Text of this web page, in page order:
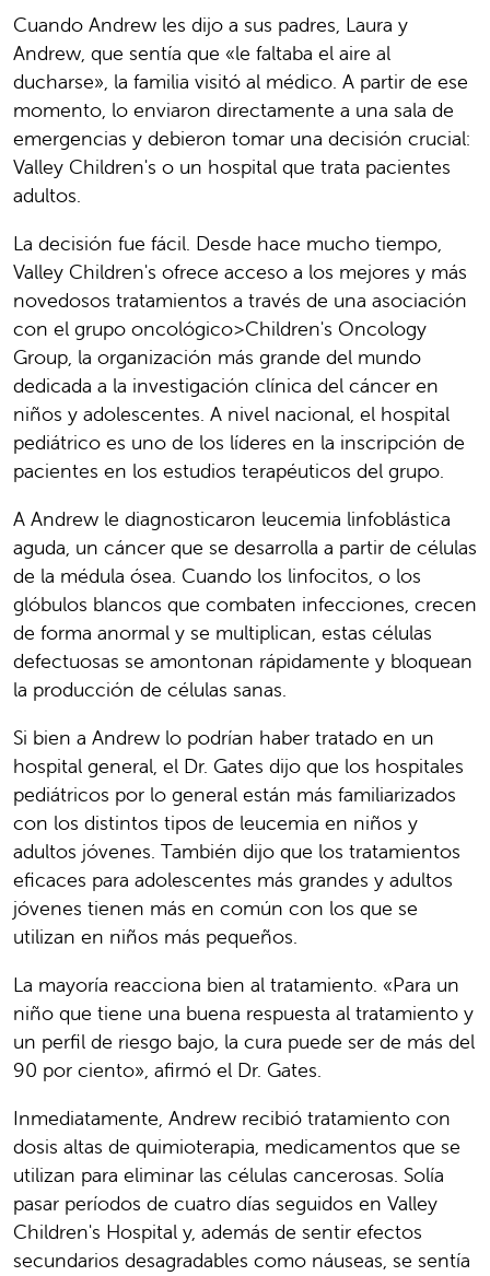
Cuando Andrew les dijo a sus padres, Laura y
Andrew, que sentía que «le faltaba el aire al
ducharse», la familia visitó al médico. A partir de ese
momento, lo enviaron directamente a una sala de
emergencias y debieron tomar una decisión crucial:
Valley Children's o un hospital que trata pacientes
adultos.
La decisión fue fácil. Desde hace mucho tiempo,
Valley Children's ofrece acceso a los mejores y más
novedosos tratamientos a través de una asociación
con el grupo oncológico>Children's Oncology
Group, la organización más grande del mundo
dedicada a la investigación clínica del cáncer en
niños y adolescentes. A nivel nacional, el hospital
pediátrico es uno de los líderes en la inscripción de
pacientes en los estudios terapéuticos del grupo.
A Andrew le diagnosticaron leucemia linfoblástica
aguda, un cáncer que se desarrolla a partir de células
de la médula ósea. Cuando los linfocitos, o los
glóbulos blancos que combaten infecciones, crecen
de forma anormal y se multiplican, estas células
defectuosas se amontonan rápidamente y bloquean
la producción de células sanas.
Si bien a Andrew lo podrían haber tratado en un
hospital general, el Dr. Gates dijo que los hospitales
pediátricos por lo general están más familiarizados
con los distintos tipos de leucemia en niños y
adultos jóvenes. También dijo que los tratamientos
eficaces para adolescentes más grandes y adultos
jóvenes tienen más en común con los que se
utilizan en niños más pequeños.
La mayoría reacciona bien al tratamiento. «Para un
niño que tiene una buena respuesta al tratamiento y
un perfil de riesgo bajo, la cura puede ser de más del
90 por ciento», afirmó el Dr. Gates.
Inmediatamente, Andrew recibió tratamiento con
dosis altas de quimioterapia, medicamentos que se
utilizan para eliminar las células cancerosas. Solía
pasar períodos de cuatro días seguidos en Valley
Children's Hospital y, además de sentir efectos
secundarios desagradables como náuseas, se sentía